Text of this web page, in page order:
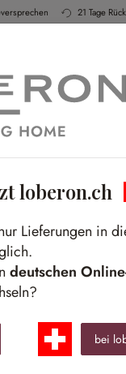
21 Tage
Bad
und
loberon.ch
Lieferungen in
deutschen
bei